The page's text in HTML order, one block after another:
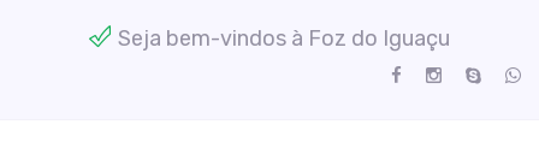
Seja bem-vindos à Foz do Iguaçu